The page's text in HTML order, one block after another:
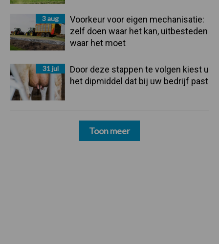
3 aug
Voorkeur voor eigen mechanisatie:
zelf doen waar het kan, uitbesteden
waar het moet
31 jul
Door deze stappen te volgen kiest u
het dipmiddel dat bij uw bedrijf past
Toon meer